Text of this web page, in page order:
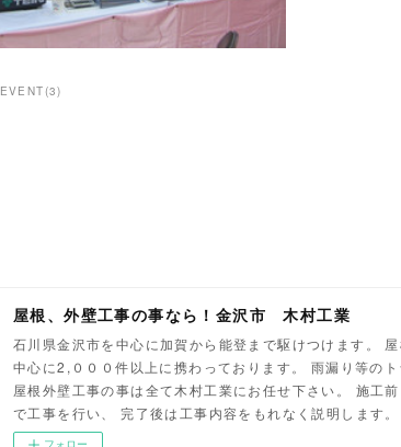
EVENT(3)
屋根、外壁工事の事なら！金沢市 木村工業
石川県金沢市を中心に加賀から能登まで駆けつけます。
中心に2,０００件以上に携わっております。 雨漏り等の
屋根外壁工事の事は全て木村工業にお任せ下さい。 施工
で工事を行い、 完了後は工事内容をもれなく説明します。
フォロー